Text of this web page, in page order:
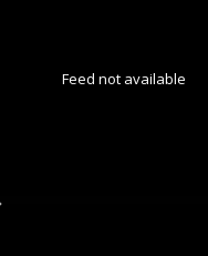
Feed not available